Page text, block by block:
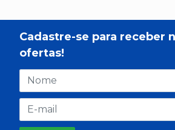
Cadastre-se para receber
ofertas!